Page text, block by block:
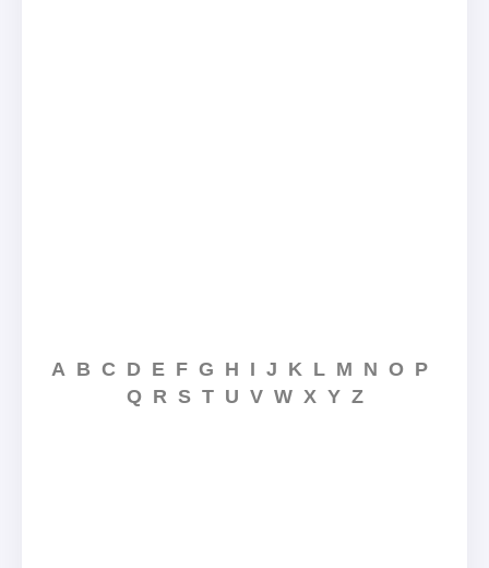
A B C D E F G H I J K L M N O P
Q R S T U V W X Y Z